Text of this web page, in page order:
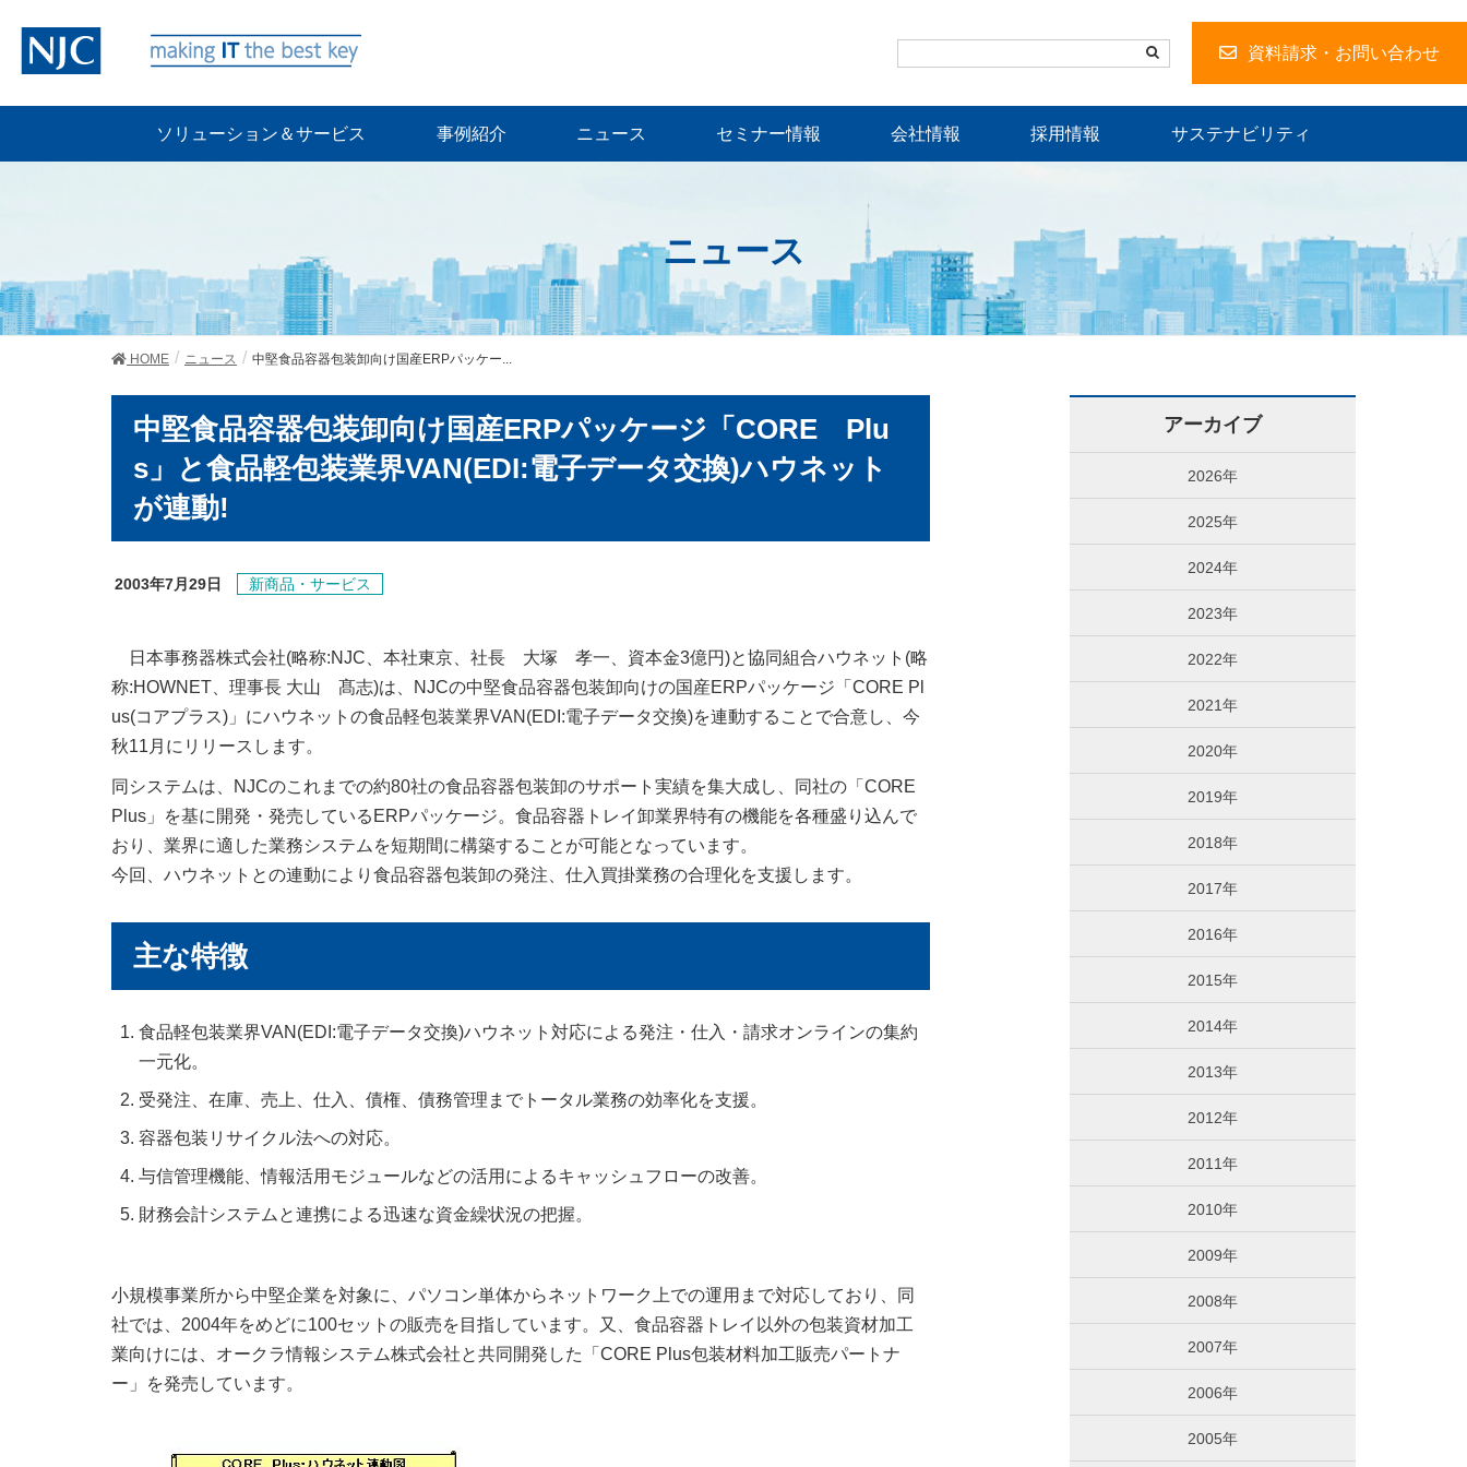
資料請求・お問い合わせ
ソリューション＆サービス 事例紹介 ニュース セミナー情報 会社情報 採用情報 サステナビリティ
ニュース
HOME ニュース 中堅食品容器包装卸向け国産ERPパッケー...
中堅食品容器包装卸向け国産ERPパッケージ「CORE Plu
s」と食品軽包装業界VAN(EDI:電子データ交換)ハウネット
が連動!
2003年7月29日 新商品・サービス
日本事務器株式会社(略称:NJC、本社東京、社長 大塚 孝一、資本金3億円)と協同組合ハウネット(略
称:HOWNET、理事長 大山 髙志)は、NJCの中堅食品容器包装卸向けの国産ERPパッケージ「CORE Pl
us(コアプラス)」にハウネットの食品軽包装業界VAN(EDI:電子データ交換)を連動することで合意し、今
秋11月にリリースします。
同システムは、NJCのこれまでの約80社の食品容器包装卸のサポート実績を集大成し、同社の「CORE
Plus」を基に開発・発売しているERPパッケージ。食品容器トレイ卸業界特有の機能を各種盛り込んで
おり、業界に適した業務システムを短期間に構築することが可能となっています。
今回、ハウネットとの連動により食品容器包装卸の発注、仕入買掛業務の合理化を支援します。
主な特徴
食品軽包装業界VAN(EDI:電子データ交換)ハウネット対応による発注・仕入・請求オンラインの集約
一元化。
受発注、在庫、売上、仕入、債権、債務管理までトータル業務の効率化を支援。
容器包装リサイクル法への対応。
与信管理機能、情報活用モジュールなどの活用によるキャッシュフローの改善。
財務会計システムと連携による迅速な資金繰状況の把握。
小規模事業所から中堅企業を対象に、パソコン単体からネットワーク上での運用まで対応しており、同
社では、2004年をめどに100セットの販売を目指しています。又、食品容器トレイ以外の包装資材加工
業向けには、オークラ情報システム株式会社と共同開発した「CORE Plus包装材料加工販売パートナ
ー」を発売しています。
アーカイブ
2026年
2025年
2024年
2023年
2022年
2021年
2020年
2019年
2018年
2017年
2016年
2015年
2014年
2013年
2012年
2011年
2010年
2009年
2008年
2007年
2006年
2005年